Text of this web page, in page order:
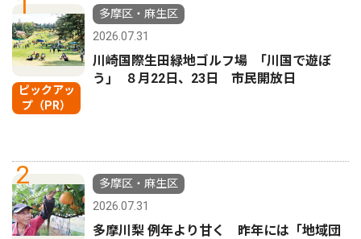
ピックアッ
プ（PR）
多摩区・麻生区
2026.07.31
川崎国際生田緑地ゴルフ場 ｢川国で遊ぼ
う｣ ８月22日、23日 市民開放日
2
多摩区・麻生区
2026.07.31
多摩川梨 例年より甘く 昨年には「地域団